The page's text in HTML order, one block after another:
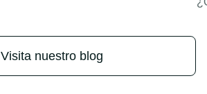
Visita nuestro blog